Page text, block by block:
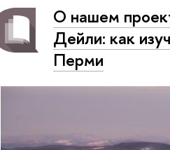
О нашем
Дейли: как
Перми